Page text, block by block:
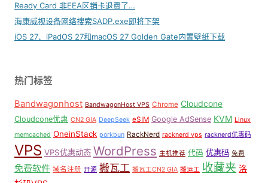
Ready Card 非EEA区销卡退费了…
海康威视设备网络搜索SADP.exe即将下架
iOS 27、iPadOS 27和macOS 27 Golden Gate内置壁纸下载
热门标签
Bandwagonhost BandwagonHost VPS Chrome Cloudcone
Cloudcone优惠 CN2 GIA DeepSeek eSIM Google AdSense KVM Linux
memcached OneinStack porkbun RackNerd racknerd vps racknerd优惠码
VPS VPS优惠动态 WordPress 主机推荐 代码 优惠码 免费
免费软件 域名注册 开源 搬瓦工 搬瓦工CN2 GIA 搬运工 收藏夹 洛